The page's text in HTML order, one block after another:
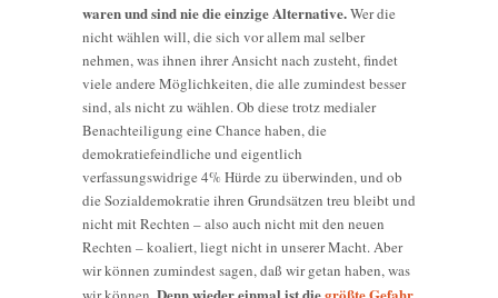
waren und sind nie die einzige Alternative.Wer die
nicht wählen will, die sich vor allem mal selber
nehmen, was ihnen ihrer Ansicht nach zusteht, findet
viele andere Möglichkeiten, die alle zumindest besser
sind, als nicht zu wählen. Ob diese trotz medialer
Benachteiligung eine Chance haben, die
demokratiefeindliche und eigentlich
verfassungswidrige 4% Hürde zu überwinden, und ob
die Sozialdemokratie ihren Grundsätzen treu bleibt und
nicht mit Rechten – also auch nicht mit den neuen
Rechten – koaliert, liegt nicht in unserer Macht. Aber
wir können zumindest sagen, daß wir getan haben, was